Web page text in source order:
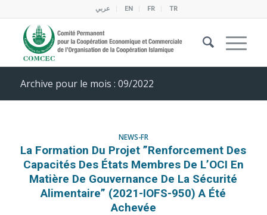
عربي EN FR TR
Archive pour le mois : 09/2022
NEWS-FR
La Formation Du Projet ”Renforcement Des
Capacités Des États Membres De L’OCI En
Matière De Gouvernance De La Sécurité
Alimentaire” (2021-IOFS-950) A Été
Achevée